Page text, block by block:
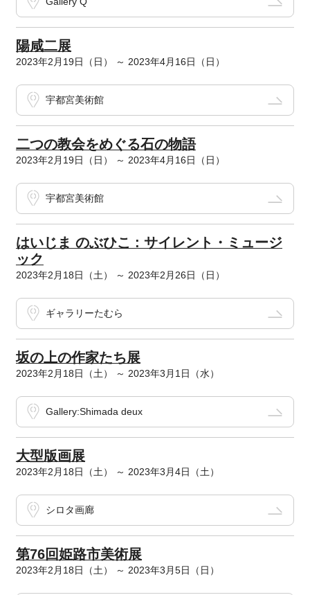
陽咸二展
2023年2月19日（日） ～ 2023年4月16日（日）
宇都宮美術館
二つの教会をめぐる石の物語
2023年2月19日（日） ～ 2023年4月16日（日）
宇都宮美術館
はいじま のぶひこ : サイレント・ミュージ
ック
2023年2月18日（土） ～ 2023年2月26日（日）
ギャラリーたむら
坂の上の作家たち展
2023年2月18日（土） ～ 2023年3月1日（水）
Gallery:Shimada deux
大型版画展
2023年2月18日（土） ～ 2023年3月4日（土）
シロタ画廊
第76回姫路市美術展
2023年2月18日（土） ～ 2023年3月5日（日）